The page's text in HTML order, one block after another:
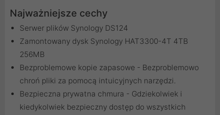
Najważniejsze cechy
Serwer plików Synology DS124
Zamontowany dysk Synology HAT3300-4T 4TB
256MB
Bezproblemowe kopie zapasowe - Bezproblemowo
chroń pliki za pomocą intuicyjnych narzędzi.
Bezpieczna prywatna chmura - Gdziekolwiek i
kiedykolwiek bezpieczny dostęp do wszystkich